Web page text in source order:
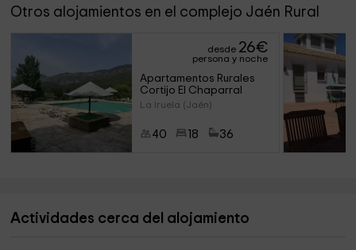
Otros alojamientos en el complejo Jaén Rural
desde 26€
persona y noche
Apartamentos Rurales
Cortijo El Chaparral
La Iruela (Jaén)
40 18 36
Actividades cerca del alojamiento